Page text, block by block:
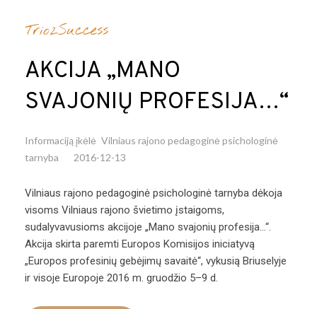
Trio2Success
AKCIJA „MANO
SVAJONIŲ PROFESIJA…“
Informaciją įkėlė Vilniaus rajono pedagoginė psichologinė
tarnyba
2016-12-13
Vilniaus rajono pedagoginė psichologinė tarnyba dėkoja
visoms Vilniaus rajono švietimo įstaigoms,
sudalyvavusioms akcijoje „Mano svajonių profesija…“.
Akcija skirta paremti Europos Komisijos iniciatyvą
„Europos profesinių gebėjimų savaitė“, vykusią Briuselyje
ir visoje Europoje 2016 m. gruodžio 5–9 d.